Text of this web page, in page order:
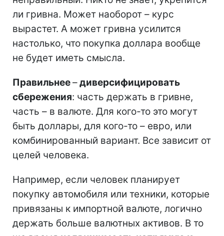
ли гривна. Может наоборот – курс
вырастет. А может гривна усилится
настолько, что покупка доллара вообще
не будет иметь смысла.
Правильнее–диверсифицировать
сбережения: часть держать в гривне,
часть – в валюте. Для кого-то это могут
быть доллары, для кого-то – евро, или
комбинированный вариант. Все зависит от
целей человека.
Например, если человек планирует
покупку автомобиля или техники, которые
привязаны к импортной валюте, логично
держать больше валютных активов. В то